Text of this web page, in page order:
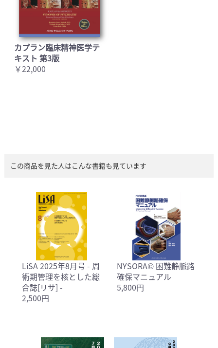
カプラン臨床精神医学テ
キスト 第3版
￥22,000
この商品を見た人はこんな書籍も見ています
LiSA 2025年8月号 - 周
術期管理を核とした総
合誌[リサ] -
2,500円
NYSORA© 困難静脈路
確保マニュアル
5,800円